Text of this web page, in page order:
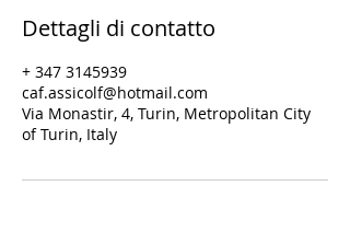
Dettagli di contatto
+ 347 3145939
caf.assicolf@hotmail.com
Via Monastir, 4, Turin, Metropolitan City
of Turin, Italy